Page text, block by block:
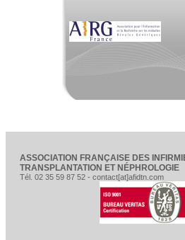
ASSOCIATION FRANÇAISE DES
TRANSPLANTATION ET NÉPHROLOGIE
Tél. 02 35 59 87 52 - contact[at]afidtn.com